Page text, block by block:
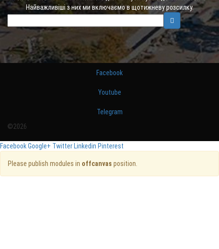
Найважливіші з них ми включаємо в щотижневу розсилку.
Facebook
Youtube
Telegram
©2026
FacebookGoogle+ TwitterLinkedin Pinterest
Please publish modules in offcanvas position.